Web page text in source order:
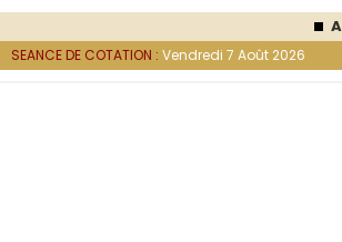
SEANCE DE COTATION : Vendredi 7 Août 2026